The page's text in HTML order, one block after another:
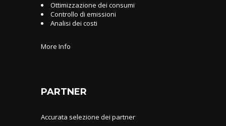
Ottimizzazione dei consumi
Controllo di emissioni
Analisi dei costi
More Info
PARTNER
Accurata selezione dei partner